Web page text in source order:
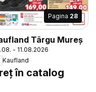
Pagina 28
Târgu Mureș
- 11.08.2026
Kaufland
în catalog